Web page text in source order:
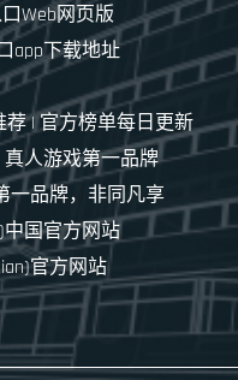
口Web网页版
app下载地址
| 官方榜单每日更新
真人游戏第一品牌
一品牌，非同凡享
中国官方网站
官方网站